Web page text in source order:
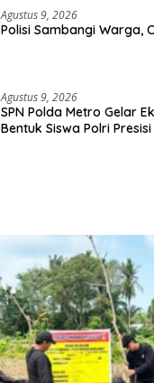
Agustus 9, 2026
Polisi Sambangi Warga,
Agustus 9, 2026
SPN Polda Metro Gelar
Bentuk Siswa Polri